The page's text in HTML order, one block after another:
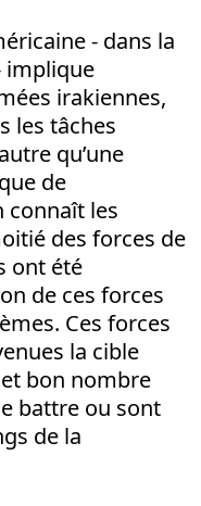
- dans la
implique
irakiennes,
les tâches
qu’une
de
connaît les
des forces de
ont été
de ces forces
Ces forces
la cible
bon nombre
battre ou sont
de la